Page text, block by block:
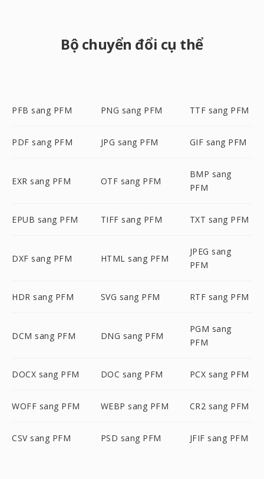
Bộ chuyển đổi cụ thể
PFB sang PFM PNG sang PFM TTF sang PFM
PDF sang PFM JPG sang PFM GIF sang PFM
EXR sang PFM OTF sang PFM
BMP sang
PFM
EPUB sang PFM TIFF sang PFM TXT sang PFM
DXF sang PFM HTML sang PFM
JPEG sang
PFM
HDR sang PFM SVG sang PFM RTF sang PFM
DCM sang PFM DNG sang PFM
PGM sang
PFM
DOCX sang PFM DOC sang PFM PCX sang PFM
WOFF sang PFM WEBP sang PFM CR2 sang PFM
CSV sang PFM PSD sang PFM JFIF sang PFM